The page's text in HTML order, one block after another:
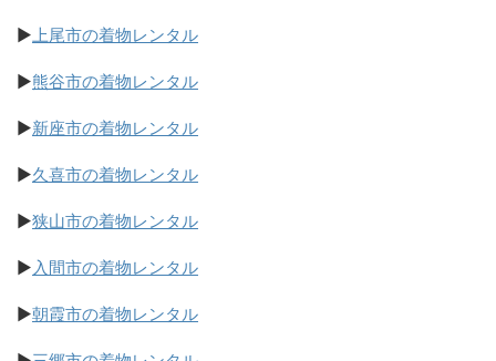
▶上尾市の着物レンタル
▶熊谷市の着物レンタル
▶新座市の着物レンタル
▶久喜市の着物レンタル
▶狭山市の着物レンタル
▶入間市の着物レンタル
▶朝霞市の着物レンタル